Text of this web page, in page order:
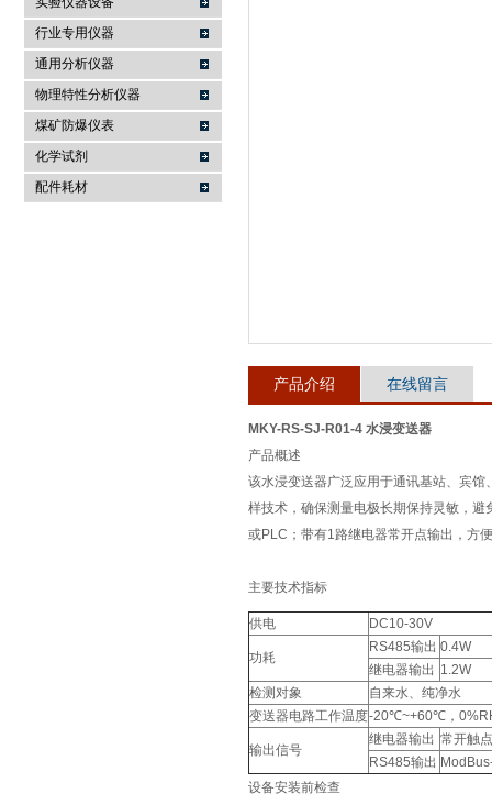
麦科仪（北京）科技有限公司
行业专用仪器
通用分析仪器
物理特性分析仪器
煤矿防爆仪表
化学试剂
配件耗材
产品介绍 在线留言
MKY-RS-SJ-R01-4 水浸变送器
产品概述
该水浸变送器广泛应用于通讯基站、宾
样技术，确保测量电极长期保持灵敏，
或PLC；带有1路继电器常开点输出，方
主要技术指标
供电 DC10-30V
功耗
RS485输出 0.4W
继电器输出 1.2W
检测对象
自来水、纯净水
变送器电路工作温度-20℃~+60℃，
输出信号
继电器输出 常开触点
RS485输出
设备安装前检查